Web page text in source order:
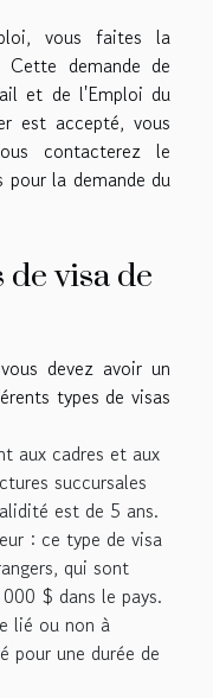
vous faites la
Cette demande de
et de l'Emploi du
est accepté, vous
contacterez le
pour la demande du
visa de
devez avoir un
types de visas
aux cadres et aux
succursales
est de 5 ans.
: ce type de visa
qui sont
$ dans le pays.
lié ou non à
pour une durée de